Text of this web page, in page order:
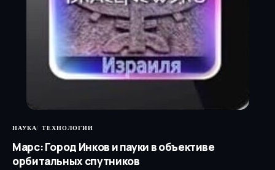
НАУКА ТЕХНОЛОГИИ
Марс: Город Инков и пауки в объективе
орбитальных спутников